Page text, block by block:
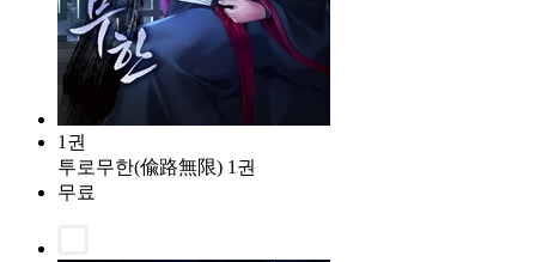
1권
투로무한(偸路無限) 1권
무료